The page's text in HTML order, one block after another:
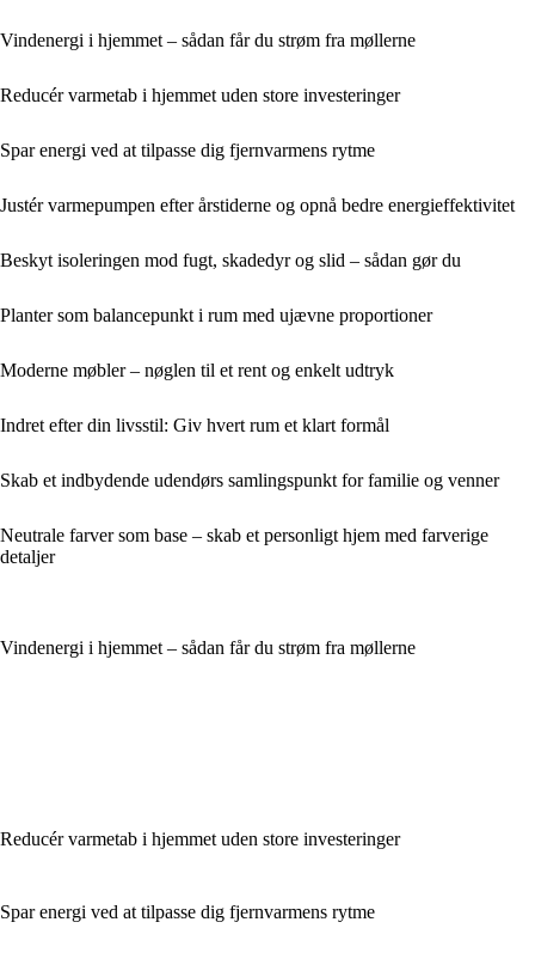
Vindenergi i hjemmet – sådan får du strøm fra møllerne
Reducér varmetab i hjemmet uden store investeringer
Spar energi ved at tilpasse dig fjernvarmens rytme
Justér varmepumpen efter årstiderne og opnå bedre energieffektivitet
Beskyt isoleringen mod fugt, skadedyr og slid – sådan gør du
Planter som balancepunkt i rum med ujævne proportioner
Moderne møbler – nøglen til et rent og enkelt udtryk
Indret efter din livsstil: Giv hvert rum et klart formål
Skab et indbydende udendørs samlingspunkt for familie og venner
Neutrale farver som base – skab et personligt hjem med farverige
detaljer
Vindenergi i hjemmet – sådan får du strøm fra møllerne
Reducér varmetab i hjemmet uden store investeringer
Spar energi ved at tilpasse dig fjernvarmens rytme